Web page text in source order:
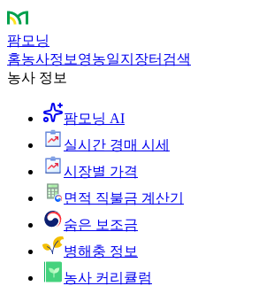
팜모닝
홈농사정보 영농일지 장터 검색
농사 정보
팜모닝 AI
실시간 경매 시세
시장별 가격
면적 직불금 계산기
숨은 보조금
병해충 정보
농사 커리큘럼